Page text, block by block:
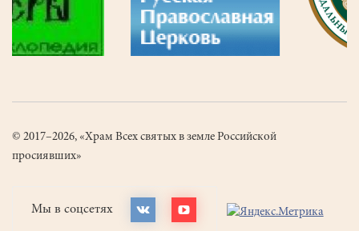
© 2017–2026, «Храм Всех святых в земле Российской
просиявших»
Мы в соцсетях